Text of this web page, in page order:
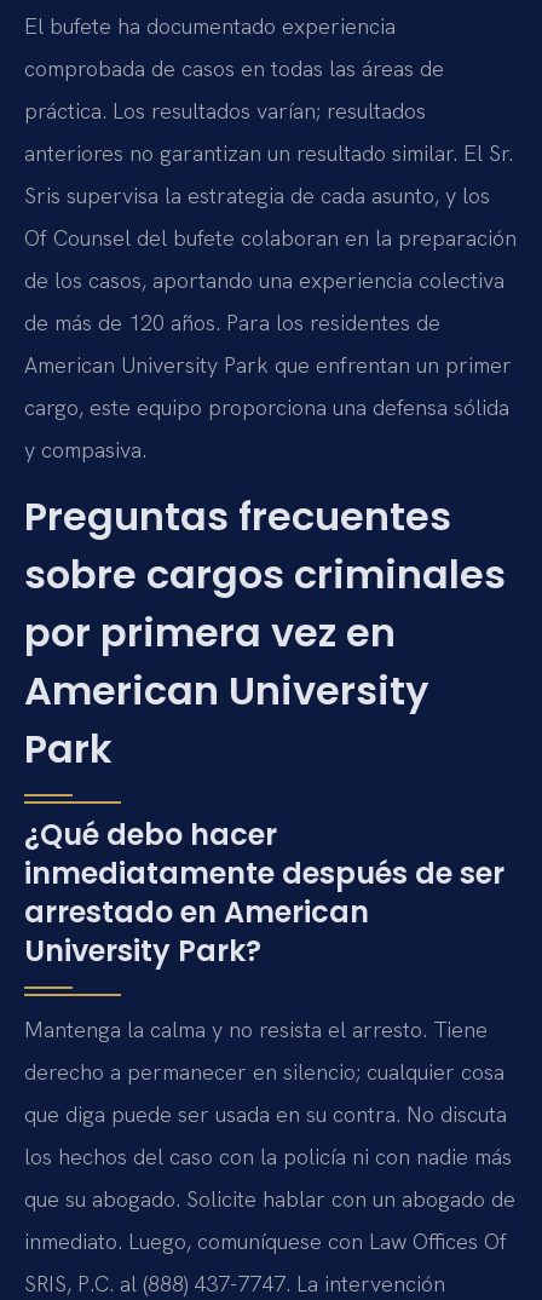
El bufete ha documentado experiencia
comprobada de casos en todas las áreas de
práctica. Los resultados varían; resultados
anteriores no garantizan un resultado similar. El Sr.
Sris supervisa la estrategia de cada asunto, y los
Of Counsel del bufete colaboran en la preparación
de los casos, aportando una experiencia colectiva
de más de 120 años. Para los residentes de
American University Park que enfrentan un primer
cargo, este equipo proporciona una defensa sólida
y compasiva.
Preguntas frecuentes
sobre cargos criminales
por primera vez en
American University
Park
¿Qué debo hacer
inmediatamente después de ser
arrestado en American
University Park?
Mantenga la calma y no resista el arresto. Tiene
derecho a permanecer en silencio; cualquier cosa
que diga puede ser usada en su contra. No discuta
los hechos del caso con la policía ni con nadie más
que su abogado. Solicite hablar con un abogado de
inmediato. Luego, comuníquese con Law Offices Of
SRIS, P.C. al (888) 437-7747. La intervención